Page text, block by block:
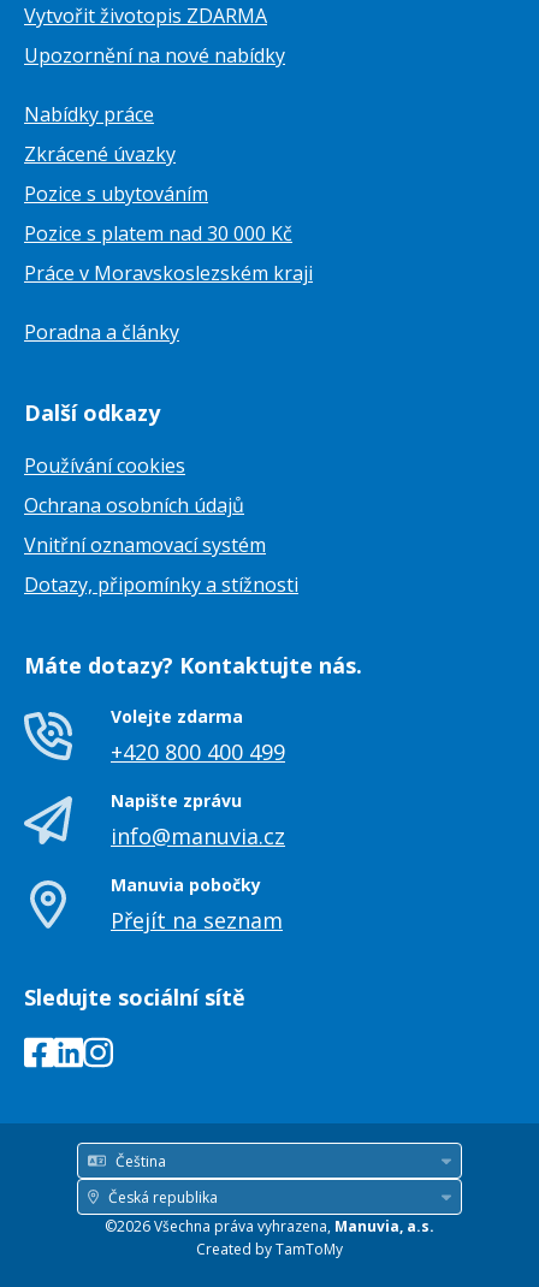
Vytvořit životopis ZDARMA
Upozornění na nové nabídky
Nabídky práce
Zkrácené úvazky
Pozice s ubytováním
Pozice s platem nad 30 000 Kč
Práce v Moravskoslezském kraji
Poradna a články
Další odkazy
Používání cookies
Ochrana osobních údajů
Vnitřní oznamovací systém
Dotazy, připomínky a stížnosti
Máte dotazy? Kontaktujte nás.
Volejte zdarma
+420 800 400 499
Napište zprávu
info@manuvia.cz
Manuvia pobočky
Přejít na seznam
Sledujte sociální sítě
Čeština
Jazyk
Česká republika
Země
©2026 Všechna práva vyhrazena, Manuvia, a.s.
Created byTamToMy